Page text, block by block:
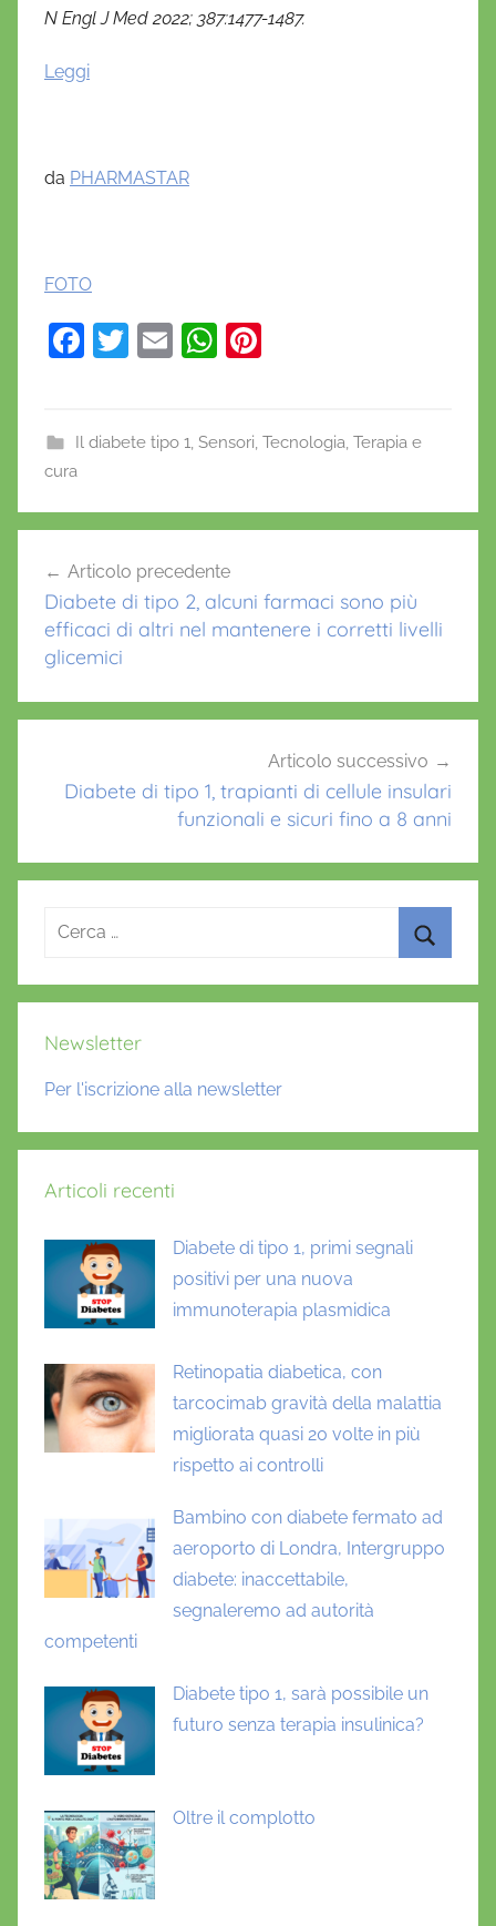
N Engl J Med 2022; 387:1477-1487.
Leggi
da PHARMASTAR
FOTO
F
e
o
o
k
T
er
E
l
W
s
p
e
Il diabete tipo 1, Sensori, Tecnologia, Terapia e
cura
d
b
e
t
e
K
G
c
t
o
i
o
r
i
o
o
n
i
o
,
N
articoli
Articolo precedente
Diabete di tipo 2, alcuni farmaci sono più
efficaci di altri nel mantenere i corretti livelli
glicemici
Articolo successivo
Diabete di tipo 1, trapianti di cellule insulari
funzionali e sicuri fino a 8 anni
Ricerca
Newsletter
Per l'iscrizione alla newsletter
Articoli recenti
Diabete di tipo 1, primi segnali
positivi per una nuova
immunoterapia plasmidica
Retinopatia diabetica, con
tarcocimab gravità della malattia
migliorata quasi 20 volte in più
rispetto ai controlli
Bambino con diabete fermato ad
aeroporto di Londra, Intergruppo
diabete: inaccettabile,
segnaleremo ad autorità
competenti
Diabete tipo 1, sarà possibile un
futuro senza terapia insulinica?
Oltre il complotto